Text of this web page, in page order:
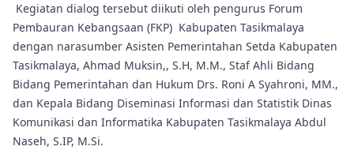
Kegiatan dialog tersebut diikuti oleh pengurus Forum
Pembauran Kebangsaan (FKP) Kabupaten Tasikmalaya
dengan narasumber Asisten Pemerintahan Setda Kabupaten
Tasikmalaya, Ahmad Muksin,, S.H, M.M., Staf Ahli Bidang
Bidang Pemerintahan dan Hukum Drs. Roni A Syahroni, MM.,
dan Kepala Bidang Diseminasi Informasi dan Statistik Dinas
Komunikasi dan Informatika Kabupaten Tasikmalaya Abdul
Naseh, S.IP, M.Si.